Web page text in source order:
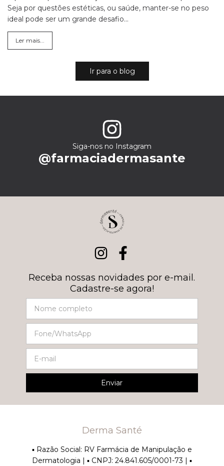
Seja por questões estéticas, ou saúde, manter-se no peso
ideal pode ser um grande desafio...
Ler mais...
Ir para o blog
Siga-nos no Instagram
@farmaciadermasante
Receba nossas novidades por e-mail.
Cadastre-se agora!
Derma Santé
▪︎ Razão Social: RV Farmácia de Manipulação e
Dermatologia | ▪︎ CNPJ: 24.841.605/0001-73 | ▪︎